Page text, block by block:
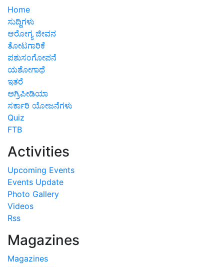
Home
ಸುದ್ದಿಗಳು
ಆರೋಗ್ಯ ಜೀವನ
ತೋಟಗಾರಿಕೆ
ಪಶುಸಂಗೋಪನೆ
ಯಶೋಗಾಥೆ
ಇತರೆ
ಅಗ್ರಿಪೀಡಿಯಾ
ಸರ್ಕಾರಿ ಯೋಜನೆಗಳು
Quiz
FTB
Activities
Upcoming Events
Events Update
Photo Gallery
Videos
Rss
Magazines
Magazines